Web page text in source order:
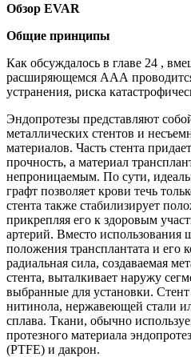
Обзор EVAR
Общие принципы
Как обсуждалось в главе 24 ,
расширяющемся ААА
устранения, риска
Эндопротезы представляют
металлических стентов и
материалов. Часть стента
прочность, а материал
непроницаемым. По сути,
графт позволяет крови течь
стента также стабилизирует
прикрепляя его к здоровым
артерий. Вместо использования
положения трансплантата и его
радиальная сила, создаваемая
стента, выталкивает наружу
выбранные для установки.
нитинола, нержавеющей стали
сплава. Ткани, обычно
протезного материала
(PTFE) и дакрон.